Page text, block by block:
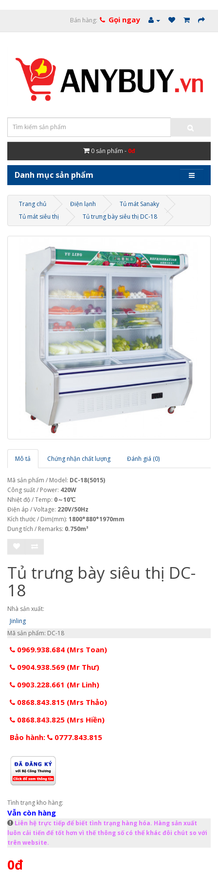
Bán hàng: Gọi ngay
0 sản phẩm - 0đ
Danh mục sản phẩm
Trang chủ Điện lạnh
Tủ mát Sanaky
Tủ mát siêu thị
Tủ trưng bày siêu thị DC-18
Mô tả Chứng nhận chất lượng Đánh giá (0)
Mã sản phẩm / Model: DC-18(5015)
Công suất / Power: 420W
Nhiệt độ / Temp: 0～10℃
Điện áp / Voltage: 220V/50Hz
Kích thước / Dim(mm): 1800*880*1970mm
Dung tích / Remarks: 0.750m³
Tủ trưng bày siêu thị DC-
18
Nhà sản xuất:
Jinling
Mã sản phẩm: DC-18
0969.938.684 (Mrs Toan)
0904.938.569 (Mr Thư)
0903.228.661 (Mr Linh)
0868.843.815 (Mrs Thảo)
0868.843.825 (Mrs Hiền)
Bảo hành:
0777.843.815
Tình trạng kho hàng:
Vẫn còn hàng
Liên hệ trực tiếp để biết tình trạng hàng hóa. Hàng sản xuất
luôn cải tiến để tốt hơn vì thế thông số có thể khác đôi chút so với
trên website.
0đ